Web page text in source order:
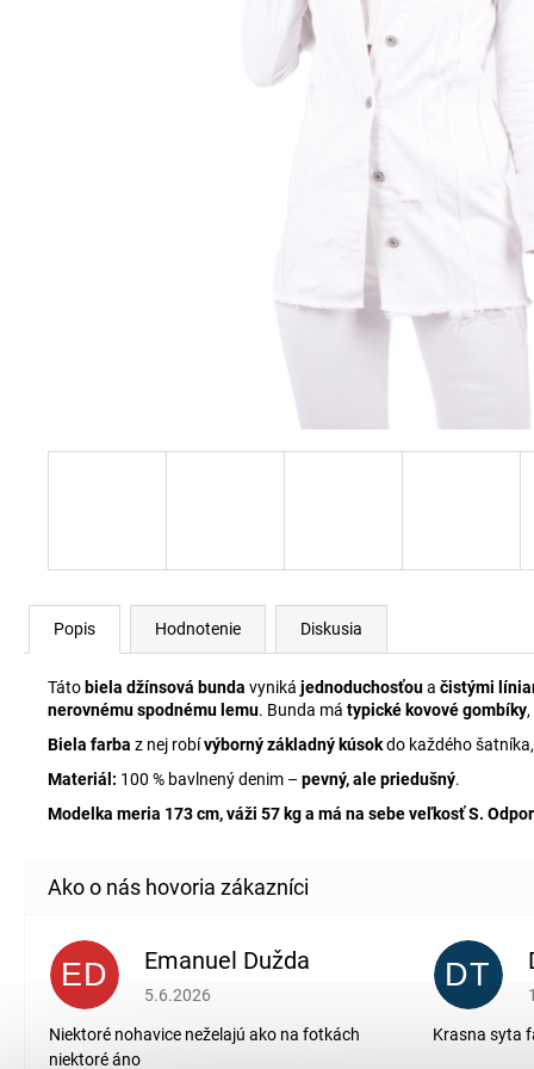
Popis Hodnotenie Diskusia
C
h
a
G
T
e
k
Táto biela džínsová bunda vyniká jednoduchosťoua čistými
nerovnému spodnému lemu. Bunda má typické kovové gombíky,
Biela farba z nej robívýborný základný kúsokdo každého
Materiál: 100 % bavlnený denim – pevný, ale priedušný.
Modelka meria 173 cm, váži 57 kg a má na sebe veľkosť S.
ED Emanuel Dužda
Hodnotenie obchodu je 2 z 5 hviezdičiek.
5.6.2026
Niektoré nohavice neželajú ako na fotkách
niektoré áno
DT
Krasna syta